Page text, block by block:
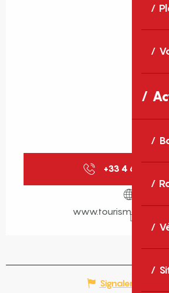
+33 4 68 05 41
www.tourisme-
Signaler une